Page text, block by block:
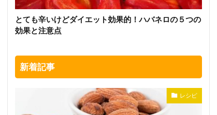
とても辛いけどダイエット効果的！ハバネロの５つの
効果と注意点
新着記事
レシピ